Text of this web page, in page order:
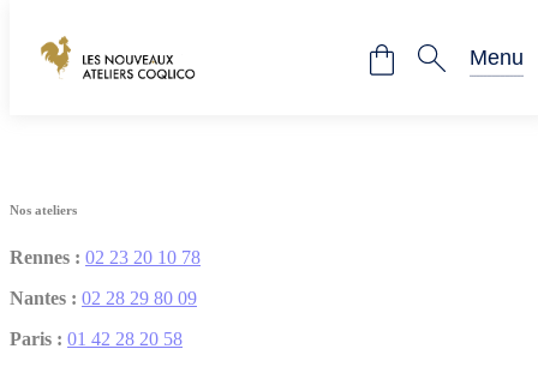
Les Nouveaux Ateliers Coqlico
Fermer
Nos ateliers
Rennes : 02 23 20 10 78
Nantes : 02 28 29 80 09
Paris : 01 42 28 20 58
Menu